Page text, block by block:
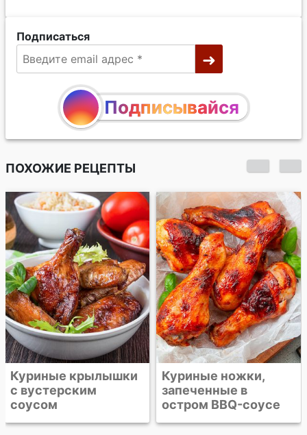
Подписаться
Подписывайся
ПОХОЖИЕ РЕЦЕПТЫ
Куриные ножки,
запеченные в
остром BBQ-соусе
Кисло-сладкие
куриные крылышки